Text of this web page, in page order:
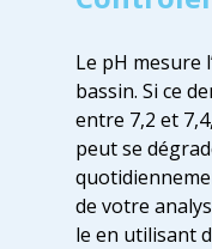
Le pH mesure
bassin. Si ce
entre 7,2 et
peut se
de votre
le en utilisant